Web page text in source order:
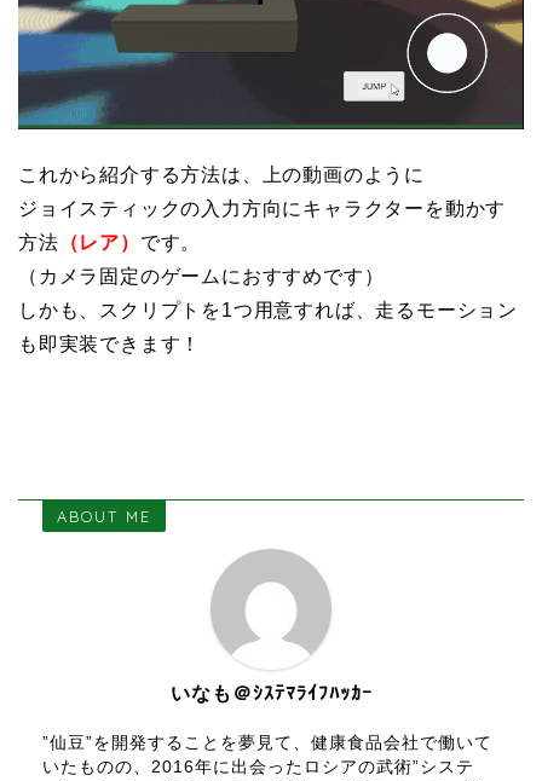
これから紹介する方法は、上の動画のように
ジョイスティックの入力方向にキャラクターを動かす
方法 （レア） です。
（カメラ固定のゲームにおすすめです）
しかも、スクリプトを1つ用意すれば、走るモーション
も即実装できます！
ABOUT ME
いなも＠ｼｽﾃﾏﾗｲﾌﾊｯｶｰ
”仙豆”を開発することを夢見て、健康食品会社で働いて
いたものの、2016年に出会ったロシアの武術”システ